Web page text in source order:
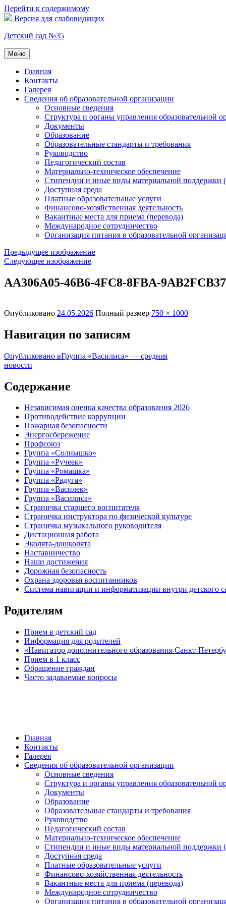
Перейти к содержимому
Версия для слабовидящих
Детский сад №35
Меню
Главная
Контакты
Галерея
Сведения об образовательной организации
Основные сведения
Структура и органы управления образовательной
Документы
Образование
Образовательные стандарты и требования
Руководство
Педагогический состав
Материально-техническое обеспечение
Стипендии и иные виды материальной
Доступная среда
Платные образовательные услуги
Финансово-хозяйственная деятельность
Вакантные места для приема (перевода)
Международное сотрудничество
Организация питания в образовательной
Предыдущее изображение
Следующее изображение
AA306A05-46B6-4FC8-8FBA-
Опубликовано 24.05.2026 Полный размер 750 × 1000
Навигация по записям
Опубликовано вГруппа «Василиса» — средняя
новости
Содержание
Независимая оценка качества образования 2026
Противодействие коррупции
Пожарная безопасности
Энергосбережение
Профсоюз
Группа «Солнышко»
Группа «Ручеек»
Группа «Ромашка»
Группа «Радуга»
Группа «Василек»
Группа «Василиса»
Страничка старшего воспитателя
Страничка инструктора по физической культуре
Страничка музыкального руководителя
Дистационная работа
Эколята-дошколята
Наставничество
Наши достижения
Дорожная безопасность
Охрана здоровья воспитанников
Система навигации и информатизации внутри детского
Родителям
Прием в детский сад
Информация для родителей
«Навигатор дополнительного образования Санкт-
Прием в 1 класс
Обращение граждан
Часто задаваемые вопросы
Главная
Контакты
Галерея
Сведения об образовательной организации
Основные сведения
Структура и органы управления образовательной
Документы
Образование
Образовательные стандарты и требования
Руководство
Педагогический состав
Материально-техническое обеспечение
Стипендии и иные виды материальной
Доступная среда
Платные образовательные услуги
Финансово-хозяйственная деятельность
Вакантные места для приема (перевода)
Международное сотрудничество
Организация питания в образовательной